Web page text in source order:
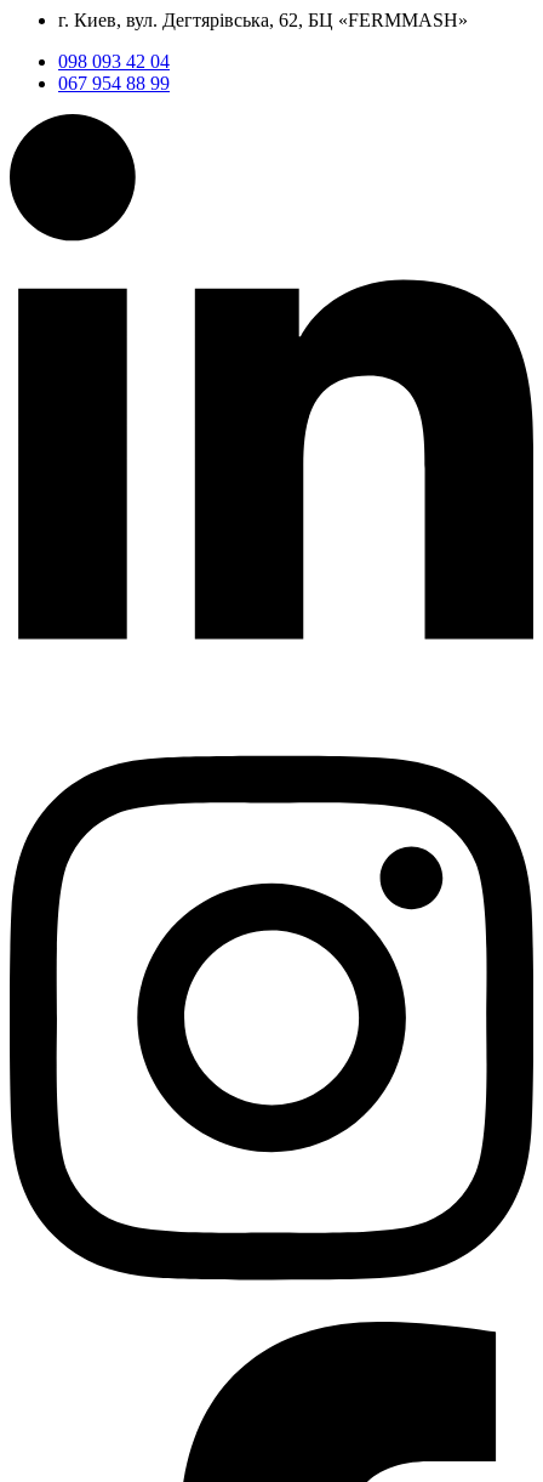
г. Киев, вул. Дегтярівська, 62, БЦ «FERMMASH»
098 093 42 04
067 954 88 99